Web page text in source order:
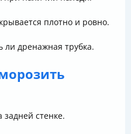
плотно и ровно.
ли дренажная трубка.
стенке.